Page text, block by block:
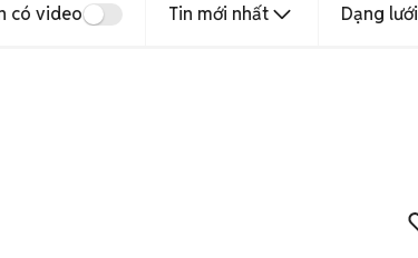
có video Tin mới nhất Dạng lưới